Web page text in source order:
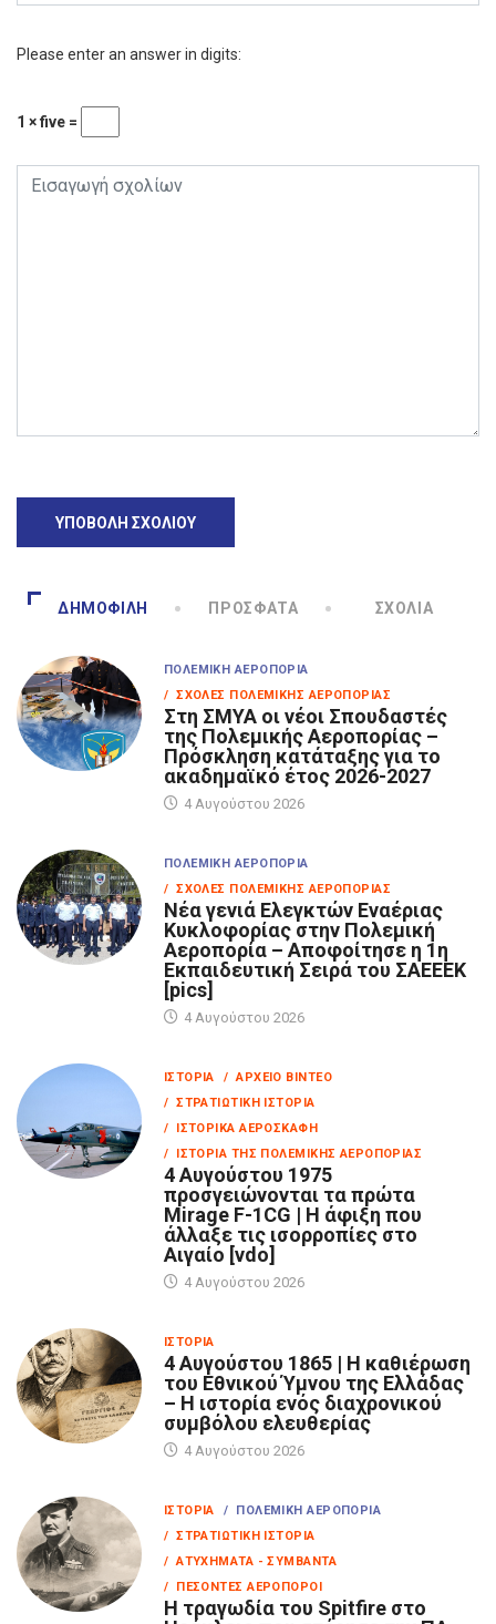
Please enter an answer in digits:
1 × five =
ΔΗΜΟΦΙΛΉ ΠΡΌΣΦΑΤΑ ΣΧΌΛΙΑ
ΠΟΛΕΜΙΚΉ ΑΕΡΟΠΟΡΊΑ
/ ΣΧΟΛΈΣ ΠΟΛΕΜΙΚΉΣ ΑΕΡΟΠΟΡΊΑΣ
Στη ΣΜΥΑ οι νέοι Σπουδαστές
της Πολεμικής Αεροπορίας –
Πρόσκληση κατάταξης για το
ακαδημαϊκό έτος 2026-2027
4 Αυγούστου 2026
ΠΟΛΕΜΙΚΉ ΑΕΡΟΠΟΡΊΑ
/ ΣΧΟΛΈΣ ΠΟΛΕΜΙΚΉΣ ΑΕΡΟΠΟΡΊΑΣ
Νέα γενιά Ελεγκτών Εναέριας
Κυκλοφορίας στην Πολεμική
Αεροπορία – Αποφοίτησε η 1η
Εκπαιδευτική Σειρά του ΣΑΕΕΕΚ
[pics]
4 Αυγούστου 2026
ΙΣΤΟΡΊΑ
/ ΑΡΧΕΊΟ ΒΊΝΤΕΟ
/ ΣΤΡΑΤΙΩΤΙΚΉ ΙΣΤΟΡΊΑ
/ ΙΣΤΟΡΙΚΆ ΑΕΡΟΣΚΆΦΗ
/ ΙΣΤΟΡΊΑ ΤΗΣ ΠΟΛΕΜΙΚΉΣ ΑΕΡΟΠΟΡΊΑΣ
4 Αυγούστου 1975
προσγειώνονται τα πρώτα
Mirage F-1CG | Η άφιξη που
άλλαξε τις ισορροπίες στο
Αιγαίο [vdo]
4 Αυγούστου 2026
ΙΣΤΟΡΊΑ
4 Αυγούστου 1865 | Η καθιέρωση
του Εθνικού Ύμνου της Ελλάδας
– Η ιστορία ενός διαχρονικού
συμβόλου ελευθερίας
4 Αυγούστου 2026
ΙΣΤΟΡΊΑ
/ ΠΟΛΕΜΙΚΉ ΑΕΡΟΠΟΡΊΑ
/ ΣΤΡΑΤΙΩΤΙΚΉ ΙΣΤΟΡΊΑ
/ ΑΤΥΧΉΜΑΤΑ - ΣΥΜΒΆΝΤΑ
/ ΠΕΣΌΝΤΕΣ ΑΕΡΟΠΌΡΟΙ
Η τραγωδία του Spitfire στο